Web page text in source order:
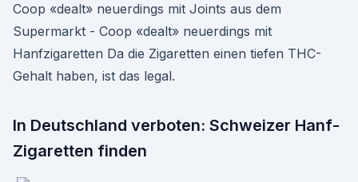
Coop «dealt» neuerdings mit Joints aus dem
Supermarkt - Coop «dealt» neuerdings mit
Hanfzigaretten Da die Zigaretten einen tiefen THC-
Gehalt haben, ist das legal.
In Deutschland verboten: Schweizer Hanf-
Zigaretten finden